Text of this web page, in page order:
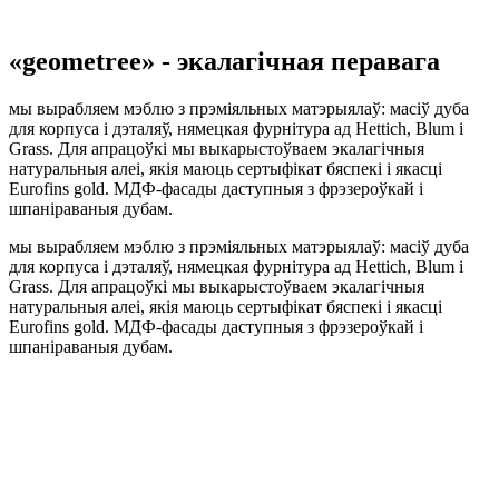
«geometree» - экалагічная перавага
мы вырабляем мэблю з прэміяльных матэрыялаў: масіў дуба
для корпуса і дэталяў, нямецкая фурнітура ад Hettich, Blum і
Grass. Для апрацоўкі мы выкарыстоўваем экалагічныя
натуральныя алеі, якія маюць сертыфікат бяспекі і якасці
Eurofins gold. МДФ-фасады даступныя з фрэзероўкай і
шпаніраваныя дубам.
мы вырабляем мэблю з прэміяльных матэрыялаў: масіў дуба
для корпуса і дэталяў, нямецкая фурнітура ад Hettich, Blum і
Grass. Для апрацоўкі мы выкарыстоўваем экалагічныя
натуральныя алеі, якія маюць сертыфікат бяспекі і якасці
Eurofins gold. МДФ-фасады даступныя з фрэзероўкай і
шпаніраваныя дубам.